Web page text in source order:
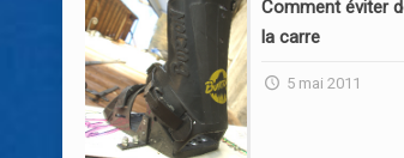
Comment éviter
la carre
5 mai 2011